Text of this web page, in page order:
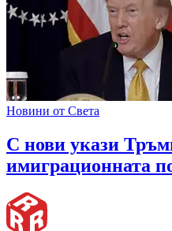
Новини от Света
С нови укази
имиграционната